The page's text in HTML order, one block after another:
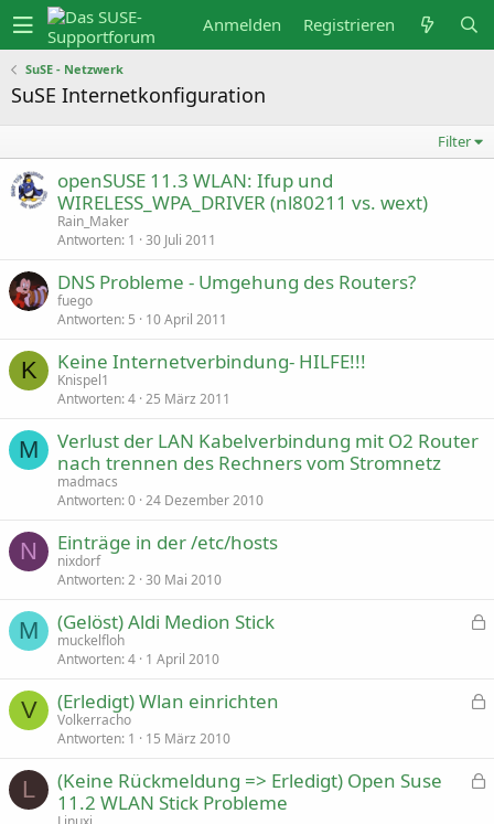
Anmelden Registrieren
SuSE - Netzwerk
SuSE Internetkonfiguration
Filter
openSUSE 11.3 WLAN: Ifup und
WIRELESS_WPA_DRIVER (nl80211 vs. wext)
Rain_Maker
Antworten 1 30 Juli 2011
DNS Probleme - Umgehung des Routers?
fuego
Antworten 5 10 April 2011
K Keine Internetverbindung- HILFE!!!
Knispel1
Antworten 4 25 März 2011
M
Verlust der LAN Kabelverbindung mit O2 Router
nach trennen des Rechners vom Stromnetz
madmacs
Antworten 0 24 Dezember 2010
N Einträge in der /etc/hosts
nixdorf
Antworten 2 30 Mai 2010
M
e
(Gelöst) Aldi Medion Stick
muckelfloh
Antworten 4 1 April 2010
V
e
(Erledigt) Wlan einrichten
Volkerracho
Antworten 1 15 März 2010
L
(Keine Rückmeldung => Erledigt) Open Suse
11.2 WLAN Stick Probleme